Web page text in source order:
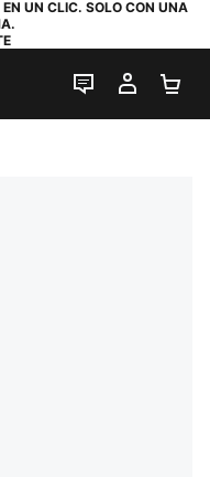
UN CLIC. SOLO CON UNA
CHAT EN
MI